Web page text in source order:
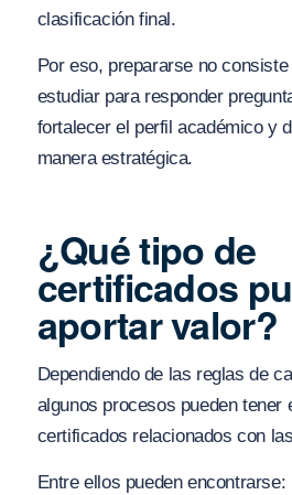
clasificación final.
Por eso, prepararse no
estudiar para responder
fortalecer el perfil académico y
manera estratégica.
¿Qué tipo de
certificados
aportar valor?
Dependiendo de las reglas de
algunos procesos pueden tener
certificados relacionados con
Entre ellos pueden encontrarse: